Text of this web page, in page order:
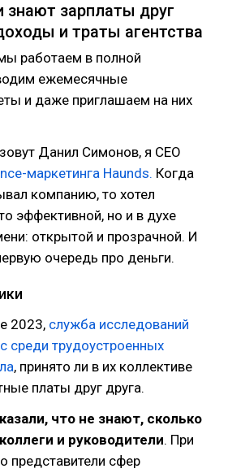
знают зарплаты друг
и траты агентства
работаем в полной
ежемесячные
и даже приглашаем на них
Данил Симонов, я CEO
маркетинга Haunds. Когда
компанию, то хотел
эффективной, но и в духе
открытой и прозрачной. И
очередь про деньги.
2023, служба исследований
среди трудоустроенных
, принято ли в их коллективе
платы друг друга.
что не знают, сколько
и руководители. При
представители сфер